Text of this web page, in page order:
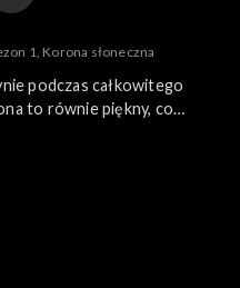
1, Korona słoneczna
podczas całkowitego
to równie piękny, co
co wiemy na jej